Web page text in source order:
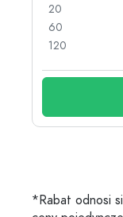
20
60
120
*Rabat odnosi